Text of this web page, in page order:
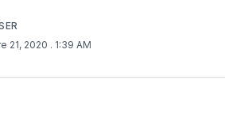
21, 2020 . 1:39 AM